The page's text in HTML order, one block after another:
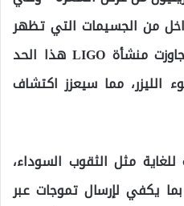
من الجسيمات التي تظهر
وتختفي من الوجود. والآن تجاوزت منشأة LIGO هذا الحد
مما سيعزز اكتشاف
مثل الثقوب السوداء،
يكفي لإرسال تموجات عبر